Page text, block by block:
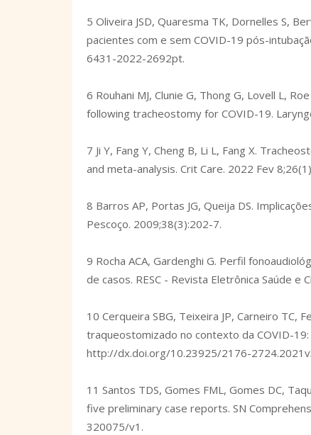
5 Oliveira JSD, Quaresma TK, Dornelles S,
pacientes com e sem COVID-19 pós-
6431-2022-2692pt.
6 Rouhani MJ, Clunie G, Thong G, Lovell L,
following tracheostomy for COVID-19.
7 Ji Y, Fang Y, Cheng B, Li L, Fang X.
and meta-analysis. Crit Care. 2022 Fev
8 Barros AP, Portas JG, Queija DS.
Pescoço. 2009;38(3):202-7.
9 Rocha ACA, Gardenghi G. Perfil
de casos. RESC - Revista Eletrônica Saúde e
10 Cerqueira SBG, Teixeira JP, Carneiro TC,
traqueostomizado no contexto da COVID-
http://dx.doi.org/10.23925/2176-
11 Santos TDS, Gomes FML, Gomes DC,
five preliminary case reports. SN
320075/v1 .